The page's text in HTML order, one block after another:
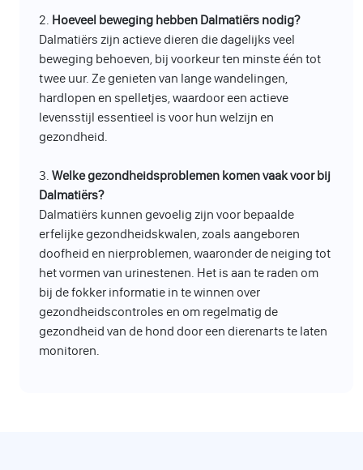
2. Hoeveel beweging hebben Dalmatiërs nodig?
Dalmatiërs zijn actieve dieren die dagelijks veel
beweging behoeven, bij voorkeur ten minste één tot
twee uur. Ze genieten van lange wandelingen,
hardlopen en spelletjes, waardoor een actieve
levensstijl essentieel is voor hun welzijn en
gezondheid.
3. Welke gezondheidsproblemen komen vaak voor bij
Dalmatiërs?
Dalmatiërs kunnen gevoelig zijn voor bepaalde
erfelijke gezondheidskwalen, zoals aangeboren
doofheid en nierproblemen, waaronder de neiging tot
het vormen van urinestenen. Het is aan te raden om
bij de fokker informatie in te winnen over
gezondheidscontroles en om regelmatig de
gezondheid van de hond door een dierenarts te laten
monitoren.